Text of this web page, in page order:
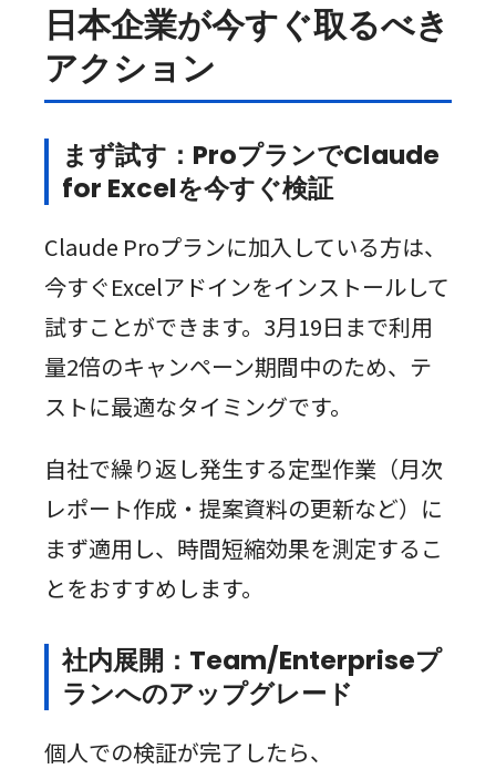
日本企業が今すぐ取るべき
アクション
まず試す：ProプランでClaude
for Excelを今すぐ検証
Claude Proプランに加入している方は、
今すぐExcelアドインをインストールして
試すことができます。3月19日まで利用
量2倍のキャンペーン期間中のため、テ
ストに最適なタイミングです。
自社で繰り返し発生する定型作業（月次
レポート作成・提案資料の更新など）に
まず適用し、時間短縮効果を測定するこ
とをおすすめします。
社内展開：Team/Enterpriseプ
ランへのアップグレード
個人での検証が完了したら、